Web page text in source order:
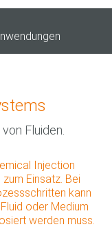
Fluiden.
Injection
Einsatz. Bei
kann
oder Medium
werden muss.